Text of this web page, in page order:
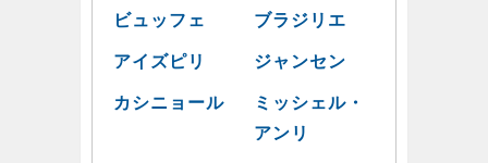
ビュッフェ ブラジリエ
アイズピリ ジャンセン
カシニョール
ミッシェル・
アンリ